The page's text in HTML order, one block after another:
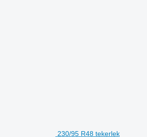
230/95 R48 tekerlek